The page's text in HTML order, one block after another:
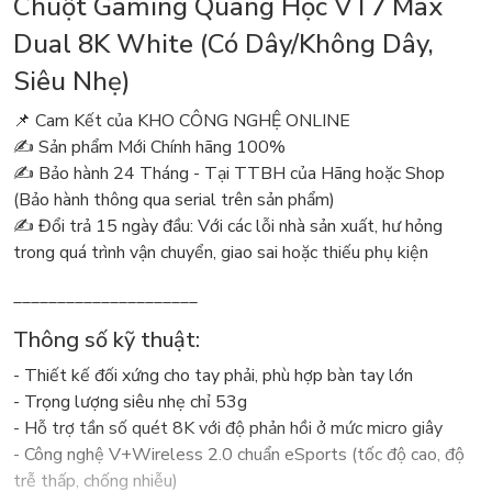
Dual 8K White (Có Dây/Không Dây,
Siêu Nhẹ)
📌 Cam Kết của KHO CÔNG NGHỆ ONLINE
✍️ Sản phẩm Mới Chính hãng 100%
✍️ Bảo hành 24 Tháng - Tại TTBH của Hãng hoặc Shop
(Bảo hành thông qua serial trên sản phẩm)
✍️ Đổi trả 15 ngày đầu: Với các lỗi nhà sản xuất, hư hỏng
trong quá trình vận chuyển, giao sai hoặc thiếu phụ kiện
_____________________
Thông số kỹ thuật:
- Thiết kế đối xứng cho tay phải, phù hợp bàn tay lớn
- Trọng lượng siêu nhẹ chỉ 53g
- Hỗ trợ tần số quét 8K với độ phản hồi ở mức micro giây
- Công nghệ V+Wireless 2.0 chuẩn eSports (tốc độ cao, độ
trễ thấp, chống nhiễu)